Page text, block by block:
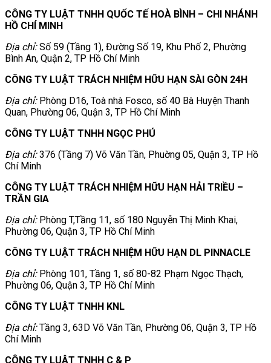
CÔNG TY LUẬT TNHH QUỐC TẾ HOÀ BÌNH – CHI NHÁNH
HỒ CHÍ MINH
Địa chỉ:Số 59 (Tầng 1), Đường Số 19, Khu Phố 2, Phường
Bình An, Quận 2, TP Hồ Chí Minh
CÔNG TY LUẬT TRÁCH NHIỆM HỮU HẠN SÀI GÒN 24H
Địa chỉ:Phòng D16, Toà nhà Fosco, số 40 Bà Huyện Thanh
Quan, Phường 06, Quận 3, TP Hồ Chí Minh
CÔNG TY LUẬT TNHH NGỌC PHÚ
Địa chỉ:376 (Tầng 7) Võ Văn Tần, Phuờng 05, Quận 3, TP Hồ
Chí Minh
CÔNG TY LUẬT TRÁCH NHIỆM HỮU HẠN HẢI TRIỀU –
TRẦN GIA
Địa chỉ:Phòng T,Tầng 11, số 180 Nguyễn Thị Minh Khai,
Phường 06, Quận 3, TP Hồ Chí Minh
CÔNG TY LUẬT TRÁCH NHIỆM HỮU HẠN DL PINNACLE
Địa chỉ:Phòng 101, Tầng 1, số 80-82 Phạm Ngọc Thạch,
Phường 06, Quận 3, TP Hồ Chí Minh
CÔNG TY LUẬT TNHH KNL
Địa chỉ:Tầng 3, 63D Võ Văn Tần, Phường 06, Quận 3, TP Hồ
Chí Minh
CÔNG TY LUẬT TNHH C & P